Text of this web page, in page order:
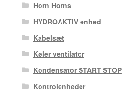
Horn Horns
HYDROAKTIV enhed
Kabelsæt
Køler ventilator
Kondensator START STOP
Kontrolenheder